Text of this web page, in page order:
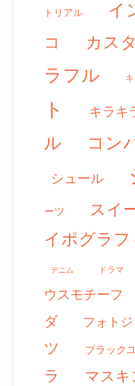
トリアル イ
コ
カス
ラフル
ト
キラキ
ル
コン
シュール
ーツ スイ
イポグラフ
デニム ドラマ
ウスモチーフ
ダ
フォト
ツ
ブラック
ラ
マスキ